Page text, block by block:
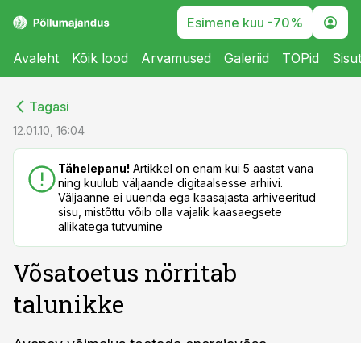
Esimene kuu -70%
Avaleht Kõik lood Arvamused Galeriid TOPid
Tagasi
12.01.10, 16:04
Tähelepanu! Artikkel on enam kui 5 aastat vana
ning kuulub väljaande digitaalsesse arhiivi.
Väljaanne ei uuenda ega kaasajasta arhiveeritud
sisu, mistõttu võib olla vajalik kaasaegsete
allikatega tutvumine
Võsatoetus nörritab
talunikke